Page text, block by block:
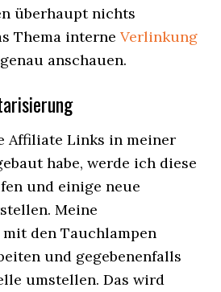
überhaupt nichts
Thema interneVerlinkung
anschauen.
Affiliate Links in meiner
habe, werde ich diese
und einige neue
Meine
den Tauchlampen
und gegebenenfalls
umstellen. Das wird